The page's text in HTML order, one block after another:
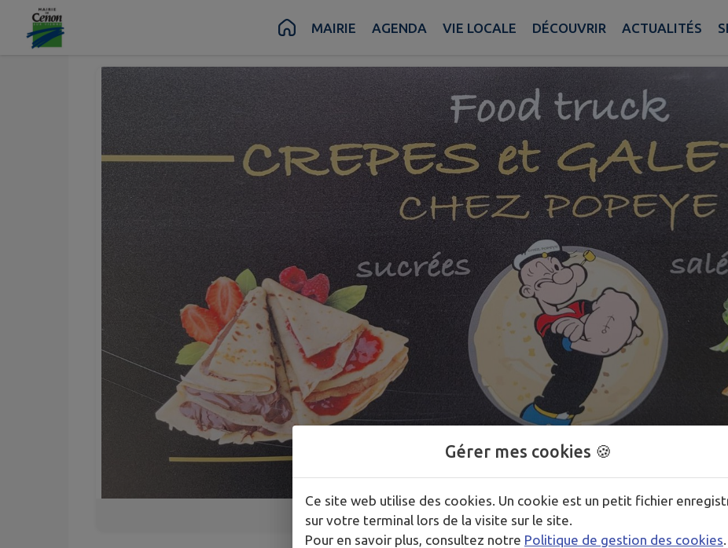
Contenu Pied de page MAIRIE AGENDA VIE LOCALE DÉCOUVRIR ACTUALITÉS
Chez Popeye
1 /1
Gérer mes cookies 🍪
Ce site web utilise des cookies. Un cookie est un petit fichier
sur votre terminal lors de la visite sur le site.
Pour en savoir plus, consultez notre Politique de gestion des cookies.